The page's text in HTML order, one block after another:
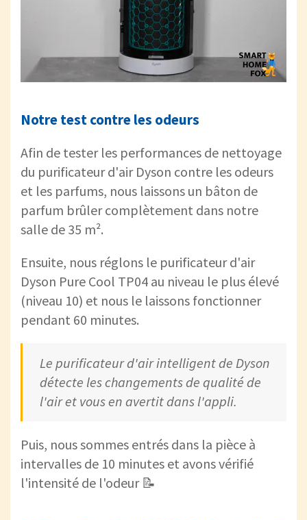
Notre test contre les odeurs
Afin de tester les performances de nettoyage
du purificateur d'air Dyson contre les odeurs
et les parfums, nous laissons un bâton de
parfum brûler complètement dans notre
salle de 35 m².
Ensuite, nous réglons le purificateur d'air
Dyson Pure Cool TP04 au niveau le plus élevé
(niveau 10) et nous le laissons fonctionner
pendant 60 minutes.
Le purificateur d'air intelligent de Dyson
détecte les changements de qualité de
l'air et vous en avertit dans l'appli.
Puis, nous sommes entrés dans la pièce à
intervalles de 10 minutes et avons vérifié
l'intensité de l'odeur 📝